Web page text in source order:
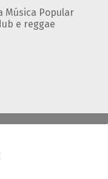
Música Popular
e reggae